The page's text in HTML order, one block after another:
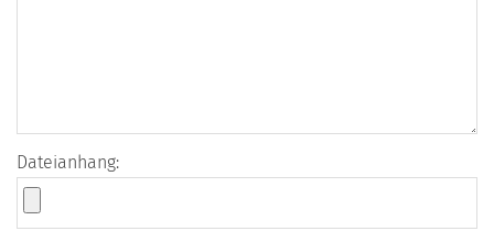
Dateianhang: